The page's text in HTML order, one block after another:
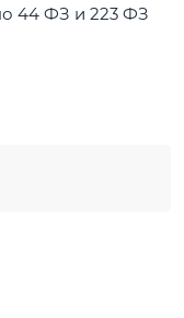
44 ФЗ и 223 ФЗ